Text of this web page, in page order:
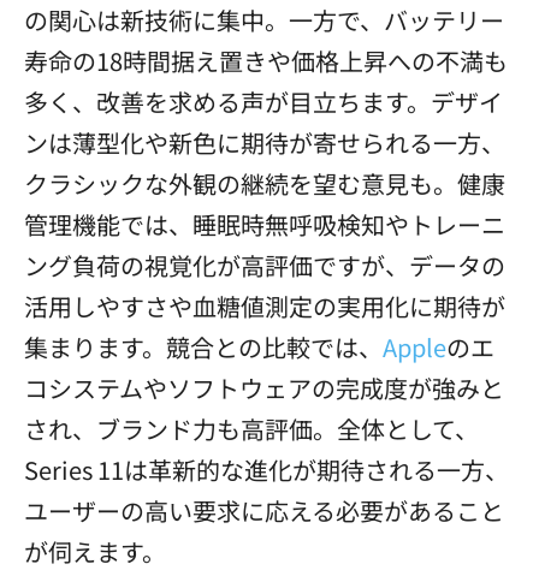
の関心は新技術に集中。一方で、バッテリー
寿命の18時間据え置きや価格上昇への不満も
多く、改善を求める声が目立ちます。デザイ
ンは薄型化や新色に期待が寄せられる一方、
クラシックな外観の継続を望む意見も。健康
管理機能では、睡眠時無呼吸検知やトレーニ
ング負荷の視覚化が高評価ですが、データの
活用しやすさや血糖値測定の実用化に期待が
集まります。競合との比較では、 Appleのエ
コシステムやソフトウェアの完成度が強みと
され、ブランド力も高評価。全体として、
Series 11は革新的な進化が期待される一方、
ユーザーの高い要求に応える必要があること
が伺えます。